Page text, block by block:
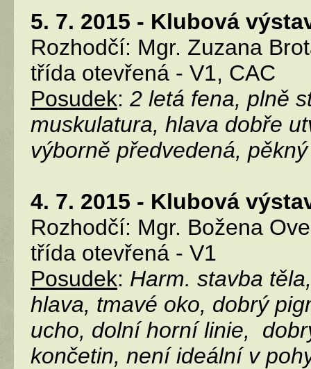
5. 7. 2015 - Klubová
Rozhodčí: Mgr. Zuzana
třída otevřená - V1, CAC
Posudek: 2 letá fena, plně
muskulatura, hlava dobře
výborně předvedená,
4. 7. 2015 - Klubová
Rozhodčí: Mgr. Božena
třída otevřená - V1
Posudek: Harm. stavba
hlava, tmavé oko, dobrý
ucho, dolní horní linie,
končetin, není ideální v